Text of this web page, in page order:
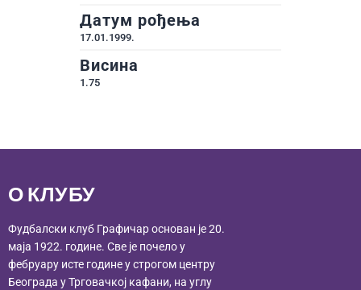
Датум рођења
17.01.1999.
Висина
1.75
О КЛУБУ
Фудбалски клуб Графичар основан је 20.
маја 1922. године. Све је почело у
фебруару исте године у строгом центру
Београда у Трговачкој кафани, на углу